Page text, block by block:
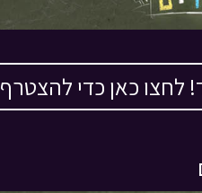
לחצו כאן כדי להצטרף